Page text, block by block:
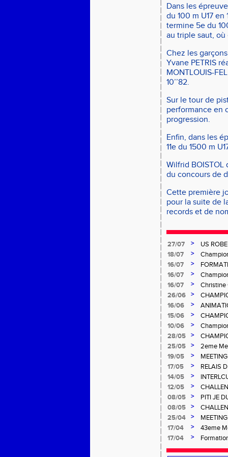
Dans les
du 100 m U17 en
termine 5e du
au triple saut, où
Chez les
Yvane PETRIS
MONTLOUIS-
10’’82.
Sur le tour de
performance en
progression.
Enfin, dans les
11e du 1500 m
Wilfrid
du concours de
Cette première
pour la suite de
records et de
27/07 >
US
18/07
>
16/07
>
16/07
>
16/07
>
Christine
26/06
>
16/06
>
15/06
>
10/06
>
28/05
>
Gosier
25/05 >
2eme
19/05
>
17/05
>
RELAIS
14/05
>
12/05
>
08/05
>
PITI JE
08/05
>
25/04
>
Salée
17/04 >
43eme
17/04
>